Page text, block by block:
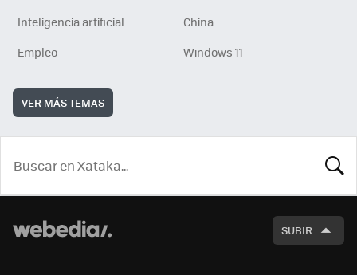
Inteligencia artificial
China
Empleo
Windows 11
VER MÁS TEMAS
SUBIR